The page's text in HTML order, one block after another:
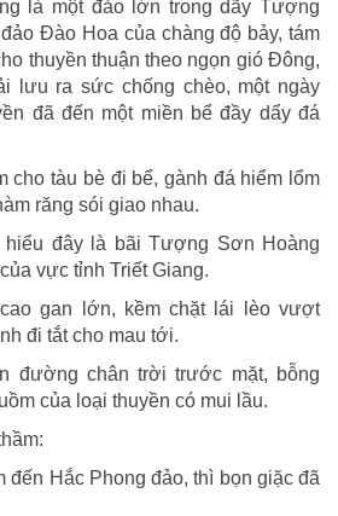
là một đảo lớn trong dãy Tượng
Đào Hoa của chàng độ bảy, tám
thuyền thuận theo ngọn gió Đông,
lưu ra sức chống chèo, một ngày
đã đến một miền bể đầy dẩy đá
cho tàu bè đi bể, gành đá hiểm lổm
răng sói giao nhau.
đây là bãi Tượng Sơn Hoàng
vực tỉnh Triết Giang.
gan lớn, kềm chặt lái lèo vượt
đi tắt cho mau tới.
đường chân trời trước mặt, bỗng
của loại thuyền có mui lầu.
đến Hắc Phong đảo, thì bọn giặc đã